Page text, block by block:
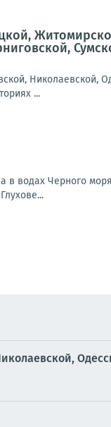
Николаевской,
...
в водах Черного